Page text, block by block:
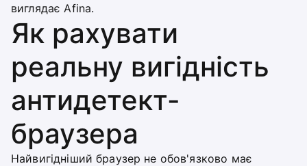
виглядає Afina.
Як рахувати
реальну вигідність
антидетект-
браузера
Найвигідніший браузер не обов'язково має